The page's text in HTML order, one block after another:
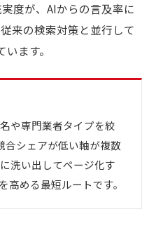
度が、AIからの言及率に
来の検索対策と並行して
ます。
や専門業者タイプを絞
合シェアが低い軸が複数
洗い出してページ化す
高める最短ルートです。